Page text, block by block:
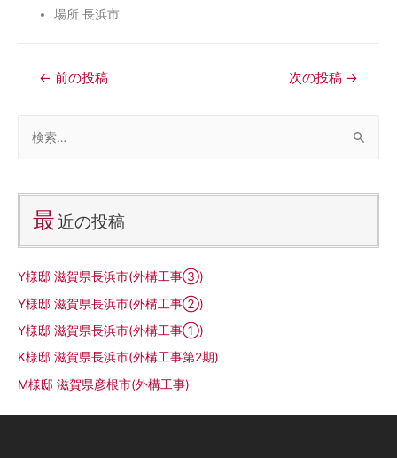
場所 長浜市
← 前の投稿 次の投稿 →
最近の投稿
Y様邸 滋賀県長浜市(外構工事③)
Y様邸 滋賀県長浜市(外構工事②)
Y様邸 滋賀県長浜市(外構工事①)
K様邸 滋賀県長浜市(外構工事第2期)
M様邸 滋賀県彦根市(外構工事)